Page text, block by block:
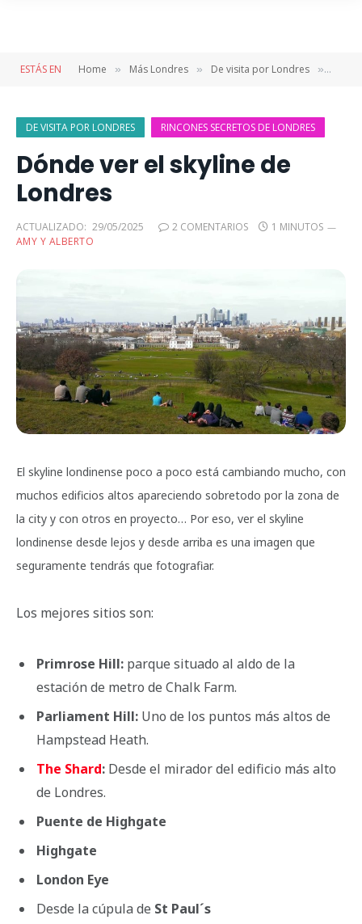
ESTÁS EN Home » Más Londres » De visita por Londres »
DE VISITA POR LONDRES RINCONES SECRETOS DE LONDRES
Dónde ver el skyline de
Londres
ACTUALIZADO: 29/05/2025 2 COMENTARIOS
1 MINUTOS
AMY Y ALBERTO
El skyline londinense poco a poco está cambiando mucho, con
muchos edificios altos apareciendo sobretodo por la zona de
la city y con otros en proyecto… Por eso, ver el skyline
londinense desde lejos y desde arriba es una imagen que
seguramente tendrás que fotografiar.
Los mejores sitios son:
Primrose Hill: parque situado al aldo de la
estación de metro de Chalk Farm.
Parliament Hill: Uno de los puntos más altos de
Hampstead Heath.
The Shard: Desde el mirador del edificio más alto
de Londres.
Puente de Highgate
Highgate
London Eye
Desde la cúpula de St Paul´s